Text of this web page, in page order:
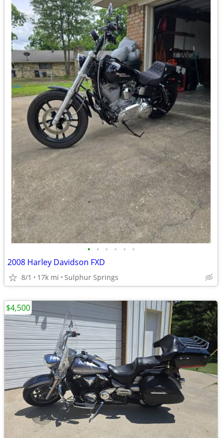
• • • • • •
2008 Harley Davidson FXD
8/1 17k mi Sulphur Springs
$4,500